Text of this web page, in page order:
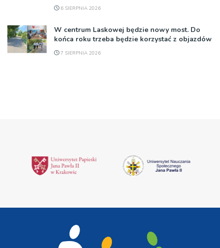
6 SIERPNIA 2026
W centrum Laskowej będzie nowy most. Do
końca roku trzeba będzie korzystać z objazdów
7 SIERPNIA 2026